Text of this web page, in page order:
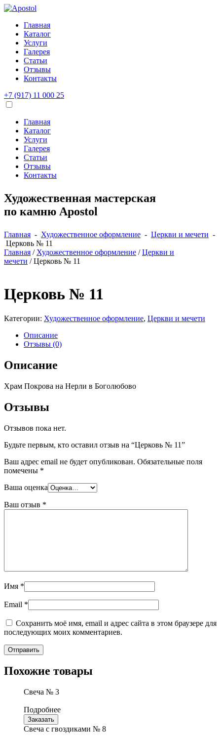
Главная
Каталог
Услуги
Галерея
Статьи
Отзывы
Контакты
+7 (917) 11 000 25
Главная
Каталог
Услуги
Галерея
Статьи
Отзывы
Контакты
Художественная мастерская
по камню Apostol
Главная - Художественное оформление - Церкви и мечети -
Церковь № 11
Главная / Художественное оформление /Церкви и
мечети / Церковь № 11
Церковь № 11
Категории: Художественное оформление, Церкви и мечети
Описание
Отзывы (0)
Описание
Храм Покрова на Нерли в Боголюбово
Отзывы
Отзывов пока нет.
Будьте первым, кто оставил отзыв на “Церковь № 11”
Ваш адрес email не будет опубликован. Обязательные поля
помечены *
Ваша оценка
Ваш отзыв *
Имя *
Email *
Сохранить моё имя, email и адрес сайта в этом браузере для
последующих моих комментариев.
Похожие товары
Свеча № 3
Подробнее
Заказать
Свеча с гвоздиками № 8